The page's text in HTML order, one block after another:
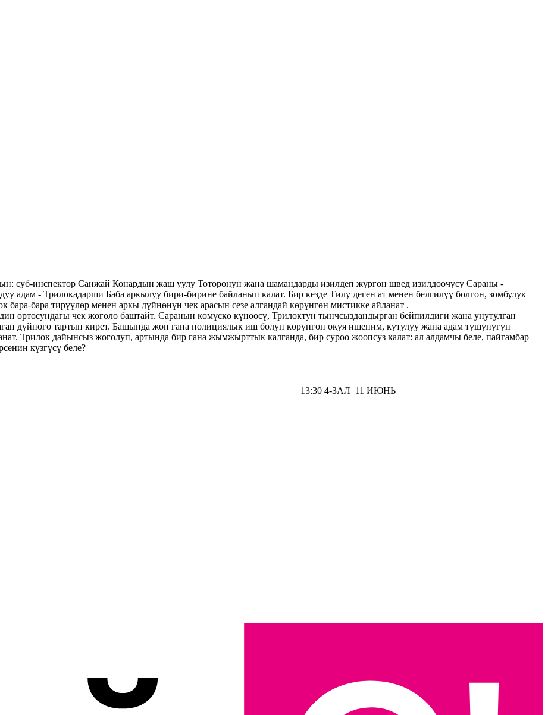
суб-инспектор Санжай Конардын жаш уулу Тоторонун жана шамандарды изилдеп жүргөн швед изилдөөчүсү Сараны -
адам - Трилокадарши Баба аркылуу бири-бирине байланып калат. Бир кезде Тилу деген ат менен белгилүү болгон, зомбулук
бара тирүүлөр менен аркы дүйнөнүн чек арасын сезе алгандай көрүнгөн мистикке айланат .
ортосундагы чек жоголо баштайт. Саранын көмүскө күнөөсү, Трилоктун тынчсыздандырган бейпилдиги жана унутулган
дүйнөгө тартып кирет. Башында жөн гана полициялык иш болуп көрүнгөн окуя ишеним, кутулуу жана адам түшүнүгүн
Трилок дайынсыз жоголуп, артында бир гана жымжырттык калганда, бир суроо жоопсуз калат: ал алдамчы беле, пайгамбар
күзгүсү беле?
155 13:30 4-ЗАЛ 11 ИЮНЬ